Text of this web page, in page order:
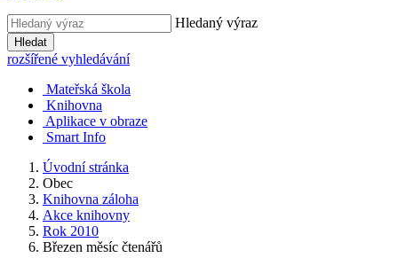
Hledaný výraz
Hledat
rozšířené vyhledávání
Mateřská škola
Knihovna
Aplikace v obraze
Smart Info
Úvodní stránka
Obec
Knihovna záloha
Akce knihovny
Rok 2010
Březen měsíc čtenářů